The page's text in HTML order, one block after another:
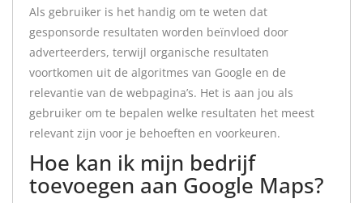
Als gebruiker is het handig om te weten dat
gesponsorde resultaten worden beïnvloed door
adverteerders, terwijl organische resultaten
voortkomen uit de algoritmes van Google en de
relevantie van de webpagina’s. Het is aan jou als
gebruiker om te bepalen welke resultaten het meest
relevant zijn voor je behoeften en voorkeuren.
Hoe kan ik mijn bedrijf
toevoegen aan Google Maps?